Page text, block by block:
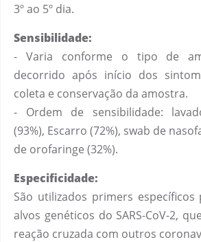
3º ao 5º dia.
Sensibilidade:
- Varia conforme o tipo de
decorrido após início dos
coleta e conservação da amostra.
- Ordem de sensibilidade:
(93%), Escarro (72%), swab de
de orofaringe (32%).
Especificidade:
São utilizados primers
alvos genéticos do SARS-CoV-2,
reação cruzada com outros